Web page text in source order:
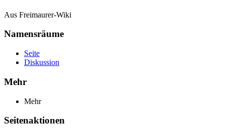
Aus Freimaurer-Wiki
Namensräume
Seite
Diskussion
Mehr
Mehr
Seitenaktionen